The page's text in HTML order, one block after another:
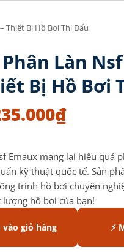
Thiết Bị Hồ Bơi Thi Đấu
Làn
Bị Hồ Bơi
₫
Emaux mang lại hiệu quả
kỹ thuật quốc tế. Sản
trình hồ bơi chuyên
lượng hồ bơi của bạn!
vào giỏ hàng ⚡